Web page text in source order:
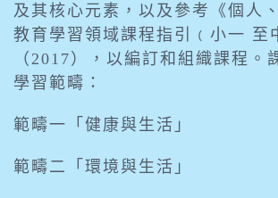
及其核心元素，以及參考《個人
教育學習領域課程指引﹙小一 至
（2017），以編訂和組織課程。
學習範疇：
範疇一「健康與生活」
範疇二「環境與生活」